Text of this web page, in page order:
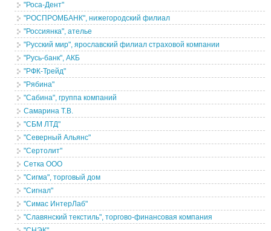
"Роса-Дент"
"РОСПРОМБАНК", нижегородский филиал
"Россиянка", ателье
"Русский мир", ярославский филиал страховой компании
"Русь-банк", АКБ
"РФК-Трейд"
"Рябина"
"Сабина", группа компаний
Самарина Т.В.
"СБМ ЛТД"
"Северный Альянс"
"Сертолит"
Сетка ООО
"Сигма", торговый дом
"Сигнал"
"Симас ИнтерЛаб"
"Славянский текстиль", торгово-финансовая компания